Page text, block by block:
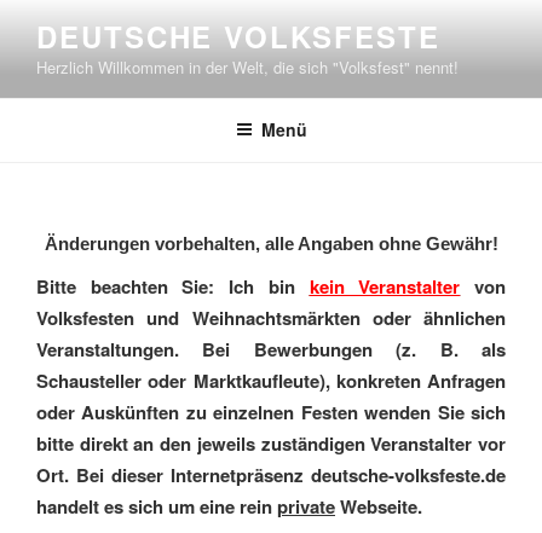
springen
DEUTSCHE VOLKSFESTE
Herzlich Willkommen in der Welt, die sich "Volksfest" nennt!
Menü
Änderungen vorbehalten, alle Angaben ohne Gewähr!
Bitte beachten Sie: Ich bin kein Veranstalter von
Volksfesten und Weihnachtsmärkten oder ähnlichen
Veranstaltungen. Bei Bewerbungen (z. B. als
Schausteller oder Marktkaufleute), konkreten Anfragen
oder Auskünften zu einzelnen Festen wenden Sie sich
bitte direkt an den jeweils zuständigen Veranstalter vor
Ort. Bei dieser Internetpräsenz deutsche-volksfeste.de
handelt es sich um eine reinprivateWebseite.